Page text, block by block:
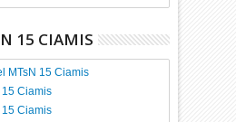
15 CIAMIS
MTsN 15 Ciamis
15 Ciamis
15 Ciamis